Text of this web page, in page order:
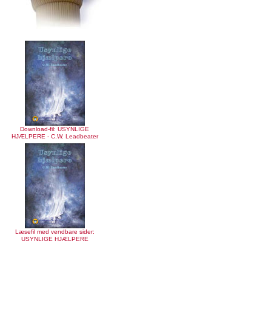
Download-fil: USYNLIGE
HJÆLPERE - C.W. Leadbeater
Læsefil med vendbare sider:
USYNLIGE HJÆLPERE